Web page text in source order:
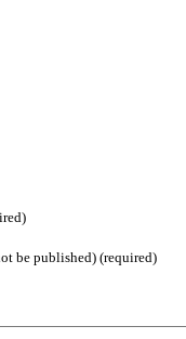
be published) (required)